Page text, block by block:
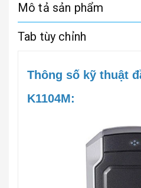
Mô tả sản phẩm
Tab tùy chỉnh
Thông số kỹ thuật
K1104M: